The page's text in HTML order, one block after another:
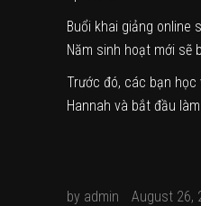
Buổi khai giảng online
Năm sinh hoạt mới sẽ
Trước đó, các bạn học
Hannah và bắt đầu
by admin August 26,